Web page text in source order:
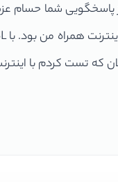
پاسخگویی شما حسام
که تست کردم با